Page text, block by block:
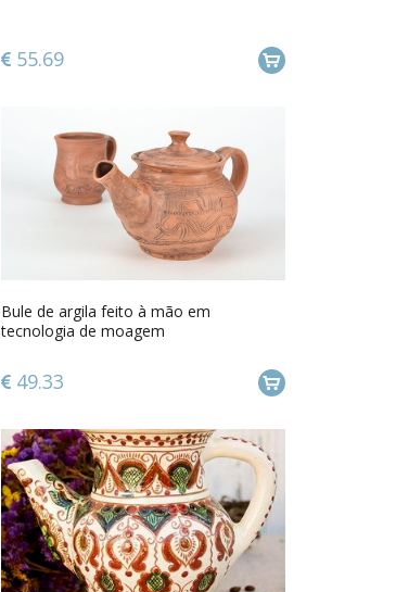
55.69
Bule de argila feito à mão em
tecnologia de moagem
49.33